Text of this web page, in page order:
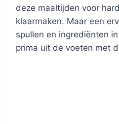
deze maaltijden voor
klaarmaken. Maar een
spullen en ingrediënten
prima uit de voeten met